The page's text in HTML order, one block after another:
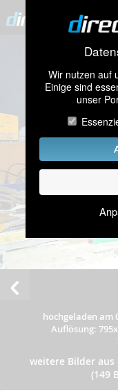
Wir nutzen auf
Einige sind
unser
hochgeladen am
Auflösung:
weitere Bilder aus
(149